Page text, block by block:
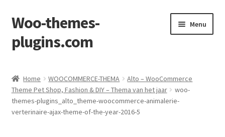
Skip
to
navigation
Skip
to
content
Woo-themes-
plugins.com
Menu
Home WOOCOMMERCE-THEMA
Alto – WooCommerce
Theme Pet Shop, Fashion & DIY – Thema van het jaar
woo-
themes-plugins_alto_theme-woocommerce-animalerie-
verterinaire-ajax-theme-of-the-year-2016-5